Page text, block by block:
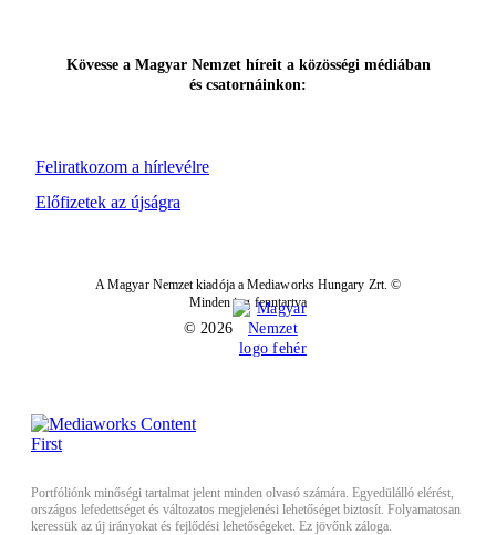
Feliratkozom a hírlevélre
Kövesse a Magyar Nemzet híreit a közösségi médiában
és csatornáinkon:
Előfizetek az újságra
A Magyar Nemzet kiadója a Mediaworks Hungary Zrt. ©
Minden jog fenntartva
© 2026
Portfóliónk minőségi tartalmat jelent minden olvasó számára. Egyedülálló elérést,
országos lefedettséget és változatos megjelenési lehetőséget biztosít. Folyamatosan
keressük az új irányokat és fejlődési lehetőségeket. Ez jövőnk záloga.